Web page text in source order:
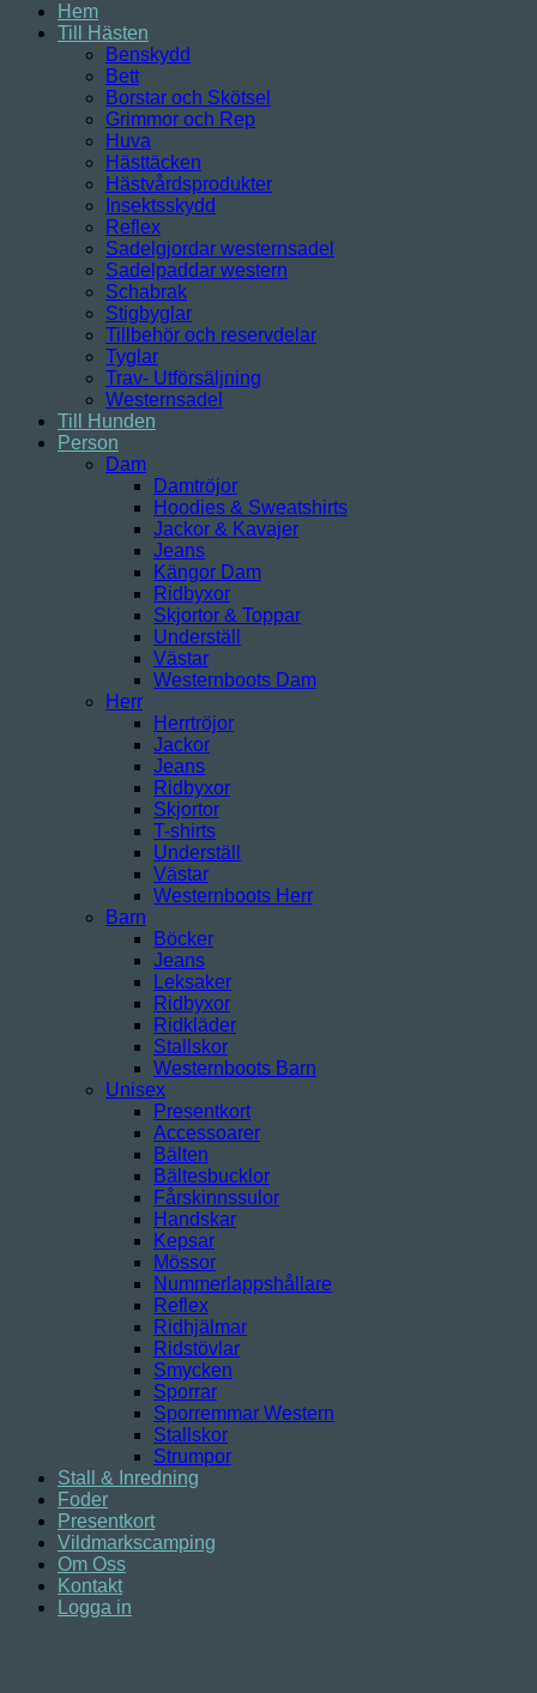
Hem
Till Hästen
Benskydd
Bett
Borstar och Skötsel
Grimmor och Rep
Huva
Hästtäcken
Hästvårdsprodukter
Insektsskydd
Reflex
Sadelgjordar westernsadel
Sadelpaddar western
Schabrak
Stigbyglar
Tillbehör och reservdelar
Tyglar
Trav- Utförsäljning
Westernsadel
Till Hunden
Person
Dam
Damtröjor
Hoodies & Sweatshirts
Jackor & Kavajer
Jeans
Kängor Dam
Ridbyxor
Skjortor & Toppar
Underställ
Västar
Westernboots Dam
Herr
Herrtröjor
Jackor
Jeans
Ridbyxor
Skjortor
T-shirts
Underställ
Västar
Westernboots Herr
Barn
Böcker
Jeans
Leksaker
Ridbyxor
Ridkläder
Stallskor
Westernboots Barn
Unisex
Presentkort
Accessoarer
Bälten
Bältesbucklor
Fårskinnssulor
Handskar
Kepsar
Mössor
Nummerlappshållare
Reflex
Ridhjälmar
Ridstövlar
Smycken
Sporrar
Sporremmar Western
Stallskor
Strumpor
Stall & Inredning
Foder
Presentkort
Vildmarkscamping
Om Oss
Kontakt
Logga in